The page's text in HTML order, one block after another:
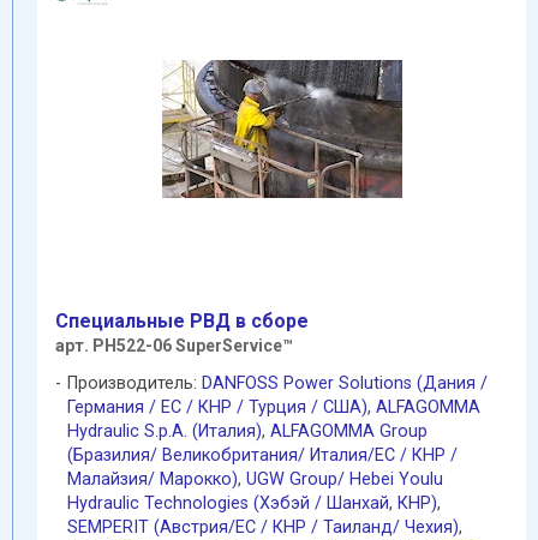
Специальные РВД в сборе
арт. РН522-06 SuperService™
Производитель: DANFOSS Power Solutions (Дания /
Германия / EC / КНР / Турция / США), ALFAGOMMA
Hydraulic S.p.A. (Италия), ALFAGOMMA Group
(Бразилия/ Великобритания/ Италия/ЕС / КНР /
Малайзия/ Марокко), UGW Group/ Hebei Youlu
Hydraulic Technologies (Хэбэй / Шанхай, КНР),
SEMPERIT (Австрия/ЕС / КНР / Таиланд/ Чехия),